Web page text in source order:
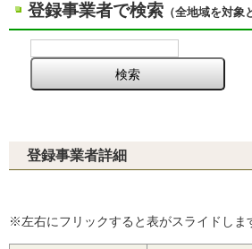
登録事業者で検索 （全地域を対象
登録事業者詳細
※左右にフリックすると表がスライドしま